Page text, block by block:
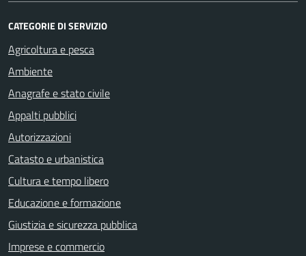
CATEGORIE DI SERVIZIO
Agricoltura e pesca
Ambiente
Anagrafe e stato civile
Appalti pubblici
Autorizzazioni
Catasto e urbanistica
Cultura e tempo libero
Educazione e formazione
Giustizia e sicurezza pubblica
Imprese e commercio